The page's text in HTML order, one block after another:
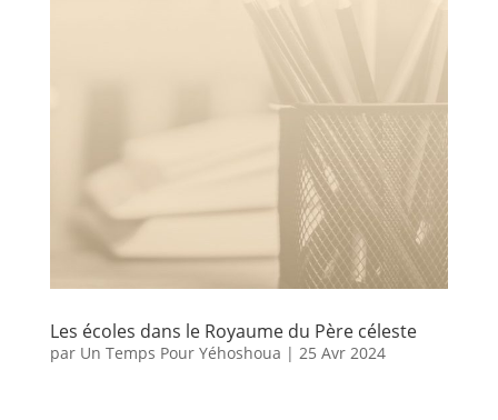
Les écoles dans le Royaume du Père céleste
par Un Temps Pour Yéhoshoua | 25 Avr 2024